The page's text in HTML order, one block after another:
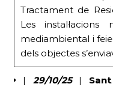
Tractament de
Les
mediambiental i
dels objectes
| 29/10/25|